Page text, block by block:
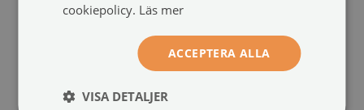
cookiepolicy. Läs mer
ACCEPTERA ALLA
VISA DETALJER